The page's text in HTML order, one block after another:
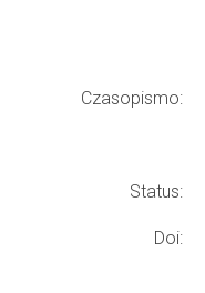
Czasopismo:
Status:
Doi: